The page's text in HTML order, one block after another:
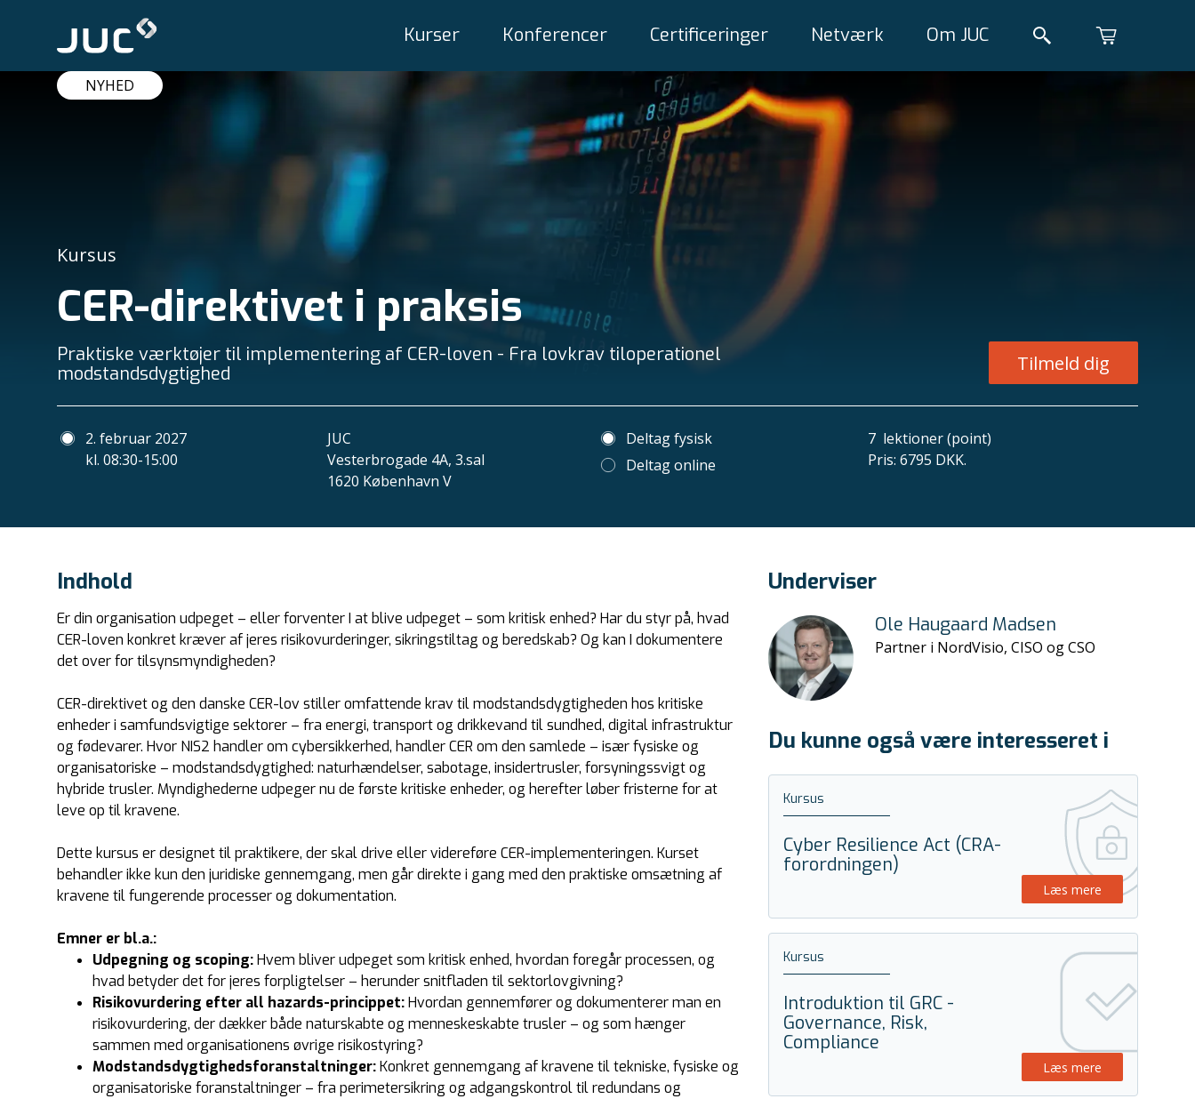
Kurser Konferencer Certificeringer Netværk Om JUC
NYHED
Kursus
CER-direktivet i praksis
Praktiske værktøjer til implementering af CER-loven - Fra lovkrav tiloperationel
modstandsdygtighed
Tilmeld dig
2. februar 2027
kl. 08:30-15:00
JUC
Vesterbrogade 4A, 3.sal
1620 København V
Deltag fysisk
Deltag online
7 lektioner (point)
Pris: 6795 DKK.
Underviser
Ole Haugaard Madsen
Partner i NordVisio, CISO og CSO
Du kunne også være interesseret i
Kursus
Cyber Resilience Act (CRA-
forordningen)
Læs mere
Kursus
Introduktion til GRC -
Governance, Risk,
Compliance
Læs mere
Indhold
Er din organisation udpeget – eller forventer I at blive udpeget – som kritisk enhed? Har du styr på, hvad
CER-loven konkret kræver af jeres risikovurderinger, sikringstiltag og beredskab? Og kan I dokumentere
det over for tilsynsmyndigheden?
CER-direktivet og den danske CER-lov stiller omfattende krav til modstandsdygtigheden hos kritiske
enheder i samfundsvigtige sektorer – fra energi, transport og drikkevand til sundhed, digital infrastruktur
og fødevarer. Hvor NIS2 handler om cybersikkerhed, handler CER om den samlede – især fysiske og
organisatoriske – modstandsdygtighed: naturhændelser, sabotage, insidertrusler, forsyningssvigt og
hybride trusler. Myndighederne udpeger nu de første kritiske enheder, og herefter løber fristerne for at
leve op til kravene.
Dette kursus er designet til praktikere, der skal drive eller videreføre CER-implementeringen. Kurset
behandler ikke kun den juridiske gennemgang, men går direkte i gang med den praktiske omsætning af
kravene til fungerende processer og dokumentation.
Emner er bl.a.:
Udpegning og scoping:Hvem bliver udpeget som kritisk enhed, hvordan foregår processen, og
hvad betyder det for jeres forpligtelser – herunder snitfladen til sektorlovgivning?
Risikovurdering efter all hazards-princippet:Hvordan gennemfører og dokumenterer man en
risikovurdering, der dækker både naturskabte og menneskeskabte trusler – og som hænger
sammen med organisationens øvrige risikostyring?
Modstandsdygtighedsforanstaltninger:Konkret gennemgang af kravene til tekniske, fysiske og
organisatoriske foranstaltninger – fra perimetersikring og adgangskontrol til redundans og